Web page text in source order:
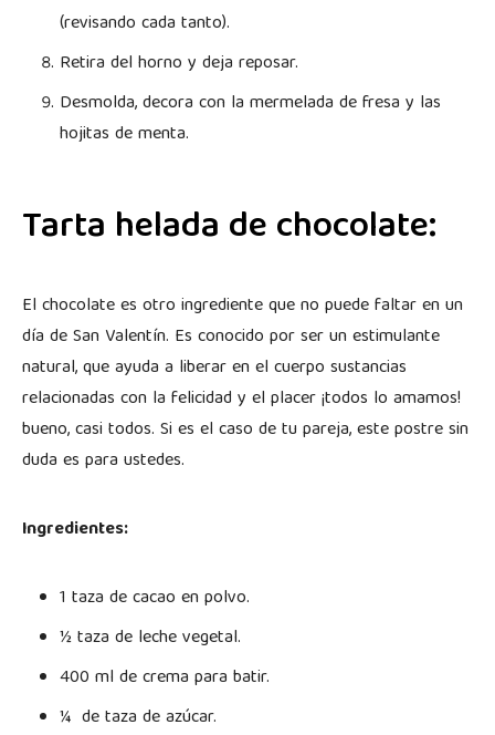
(revisando cada tanto).
Retira del horno y deja reposar.
Desmolda, decora con la mermelada de fresa y las
hojitas de menta.
Tarta helada de chocolate:
El chocolate es otro ingrediente que no puede faltar en un
día de San Valentín. Es conocido por ser un estimulante
natural, que ayuda a liberar en el cuerpo sustancias
relacionadas con la felicidad y el placer ¡todos lo amamos!
bueno, casi todos. Si es el caso de tu pareja, este postre sin
duda es para ustedes.
Ingredientes:
1 taza de cacao en polvo.
½ taza de leche vegetal.
400 ml de crema para batir.
¼ de taza de azúcar.